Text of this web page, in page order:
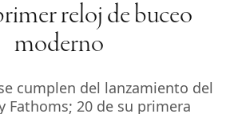
reloj de buceo
moderno
cumplen del lanzamiento del
Fathoms; 20 de su primera